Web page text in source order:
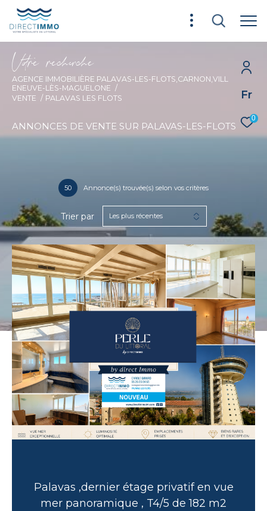
Fr
0
Vore recece
AGENCE IMMOBILIÈRE PALAVAS-LES-FLOTS,CARNON,VILL
ENEUVE-LÈS-MAGUELONE
VENTE
PALAVAS LES FLOTS
ANNONCES DE VENTE SUR PALAVAS-LES-FLOTS
50 Annonce(s) trouvée(s) selon vos critères
Trier par Les plus récentes
Palavas ,dernier étage privatif en vue
mer panoramique , T4/5 de 182 m2